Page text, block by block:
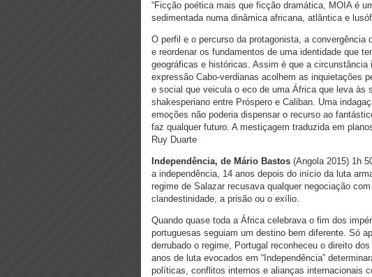
“Ficção poética mais que ficção dramática, MOIA é
sedimentada numa dinâmica africana, atlântica e
O perfil e o percurso da protagonista, a convergência
e reordenar os fundamentos de uma identidade que
geográficas e históricas. Assim é que a
expressão Cabo-verdianas acolhem as inquietações
e social que veicula o eco de uma África que leva às
shakesperiano entre Próspero e Caliban. Uma
emoções não poderia dispensar o recurso ao
faz qualquer futuro. A mestiçagem traduzida em
Ruy Duarte
Independência, de Mário Bastos (Angola 2015) 1h
a independência, 14 anos depois do início da luta
regime de Salazar recusava qualquer negociação
clandestinidade, a prisão ou o exílio.
Quando quase toda a África celebrava o fim dos
portuguesas seguiam um destino bem diferente. Só
derrubado o regime, Portugal reconheceu o direito
anos de luta evocados em “Independência”
políticas, conflitos internos e alianças internacionais